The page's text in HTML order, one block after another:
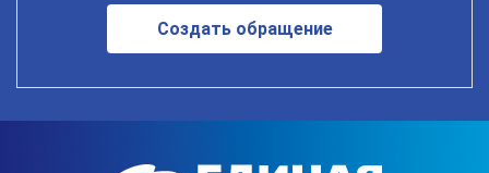
Создать обращение